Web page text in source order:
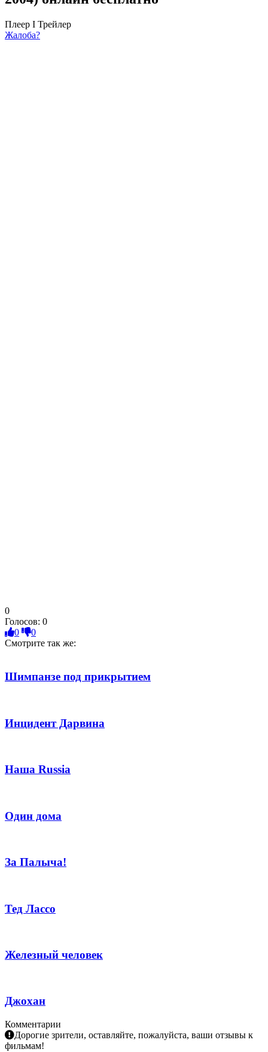
Плеер I Трейлер
Жалоба?
0
Голосов: 0
0
0
Смотрите так же:
Шимпанзе под прикрытием
Инцидент Дарвина
Наша Russia
Один дома
За Палыча!
Тед Лассо
Железный человек
Джохан
Комментарии
Дорогие зрители, оставляйте, пожалуйста, ваши отзывы к
фильмам!